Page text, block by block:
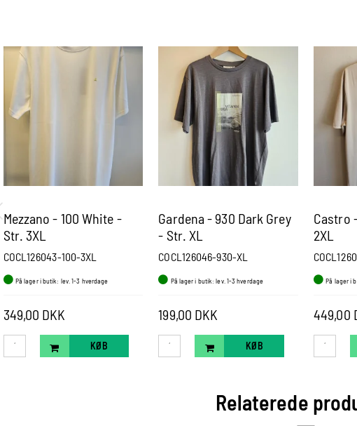
Mezzano - 100 White -
Str. 3XL
COCL126043-100-3XL
På lager i butik: lev. 1-3 hverdage
349,00 DKK
KØB
Gardena - 930 Dark Grey
- Str. XL
COCL126046-930-XL
På lager i butik: lev. 1-3 hverdage
199,00 DKK
KØB
Castro
2XL
På lager i
449,00
Relaterede